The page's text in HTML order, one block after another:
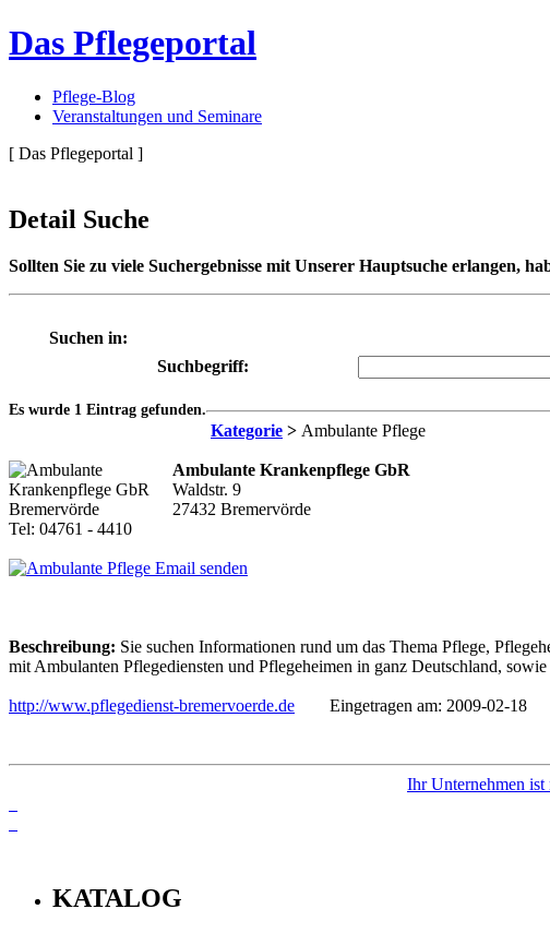
Das Pflegeportal
Pflege-Blog
Veranstaltungen und Seminare
[ Das Pflegeportal ]
Detail Suche
Sollten Sie zu viele Suchergebnisse mit Unserer Hauptsuche erlangen,
Suchen in:
Suchbegriff:
Es wurde 1 Eintrag gefunden.
Kategorie > Ambulante Pflege
Ambulante Krankenpflege GbR
Waldstr. 9
27432 Bremervörde
Tel: 04761 - 4410
Email senden
Beschreibung: Sie suchen Informationen rund um das Thema Pflege,
mit Ambulanten Pflegediensten und Pflegeheimen in ganz Deutschland,
http://www.pflegedienst-bremervoerde.de Eingetragen am: 2009-02-18
Ihr Unternehmen ist
KATALOG